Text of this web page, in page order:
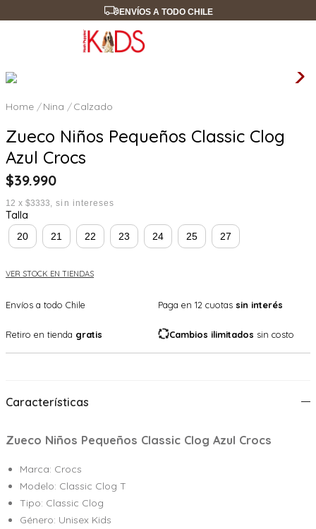
ENVÍOS A TODO CHILE
Nina Calzado
Zueco Niños Pequeños Classic Clog
Azul Crocs
$39.990
12 x $3333 sin intereses
Talla
20 21 22 23 24 25 27
VER STOCK EN TIENDAS
Envíos a todo Chile Paga en 12 cuotas sin interés
Retiro en tienda gratis Cambios ilimitados sin costo
Características
Zueco Niños Pequeños Classic Clog Azul Crocs
Marca: Crocs
Modelo: Classic Clog T
Tipo: Classic Clog
Género: Unisex Kids